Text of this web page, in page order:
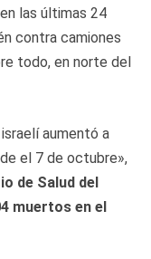
las últimas 24
contra camiones
todo, en norte del
aumentó a
el 7 de octubre»,
de Salud del
muertos en el